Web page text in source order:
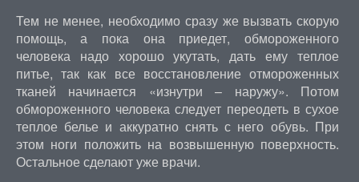
Тем не менее, необходимо сразу же вызвать скорую
помощь, а пока она приедет, обмороженного
человека надо хорошо укутать, дать ему теплое
питье, так как все восстановление отмороженных
тканей начинается «изнутри – наружу». Потом
обмороженного человека следует переодеть в сухое
теплое белье и аккуратно снять с него обувь. При
этом ноги положить на возвышенную поверхность.
Остальное сделают уже врачи.